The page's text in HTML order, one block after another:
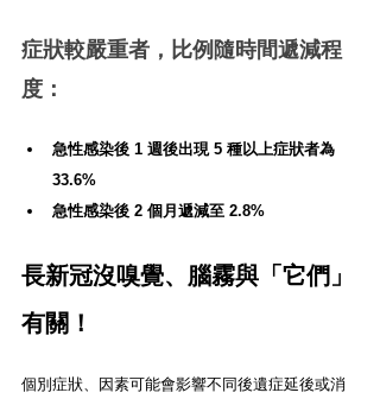
症狀較嚴重者，比例隨時間遞減程
度：
急性感染後 1 週後出現 5 種以上症狀者為
33.6%
急性感染後 2 個月遞減至 2.8%
長新冠沒嗅覺、腦霧與「它們」
有關！
個別症狀、因素可能會影響不同後遺症延後或消